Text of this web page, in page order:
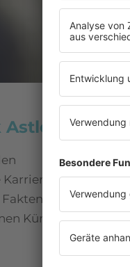
Vom
Künstler